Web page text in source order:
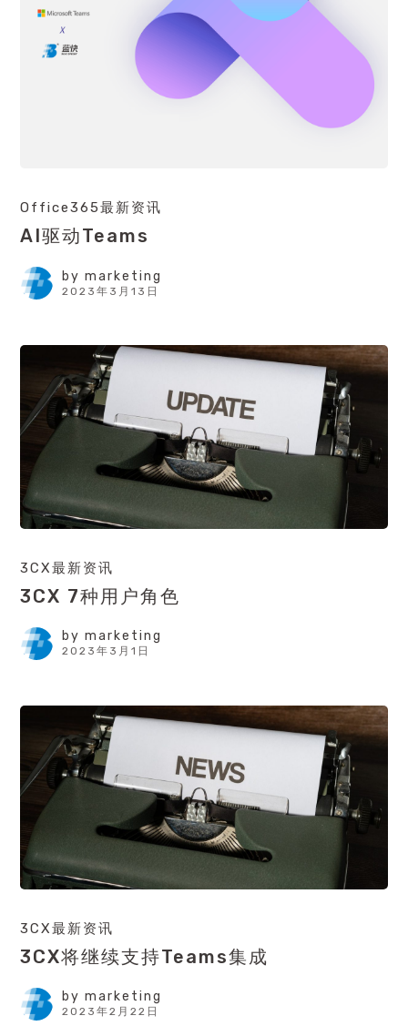
Office365最新资讯
AI驱动Teams
by marketing
2023年3月13日
3CX最新资讯
3CX 7种用户角色
by marketing
2023年3月1日
3CX最新资讯
3CX将继续支持Teams集成
by marketing
2023年2月22日